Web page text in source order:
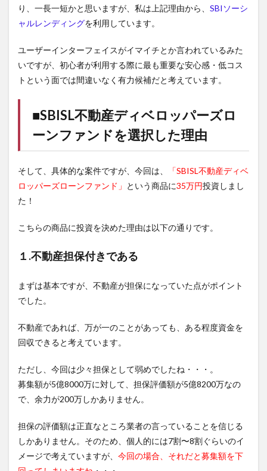
り、一長一短かと思いますが、私は上記理由から、 SBIソーシ
ャルレンディングを利用しています。
ユーザーインターフェイスがイマイチとか言われているみた
いですが、初心者が利用する際に最も重要な安心感・低コス
トという面では間違いなく有力候補だと考えています。
■SBISL不動産ディベロッパーズロ
ーンファンドを選択した理由
そして、具体的な案件ですが、今回は、
「SBISL不動産ディベ
ロッパーズローンファンド」 という商品に35万円投資しまし
た！
こちらの商品に投資を決めた理由は以下の通りです。
１.不動産担保付きである
まずは基本ですが、不動産が担保になっていた点がポイント
でした。
不動産であれば、万が一のことがあっても、ある程度資金を
回収できると考えています。
ただし、今回は少々担保として弱めでしたね・・・。
募集額が5億8000万に対して、担保評価額が5億8200万なの
で、余力が200万しかありません。
担保の評価額は正直なところ業者の言っていることを信じる
しかありません。そのため、個人的には7割〜8割ぐらいのイ
メージで考えていますが、 今回の場合、それだと募集額を下